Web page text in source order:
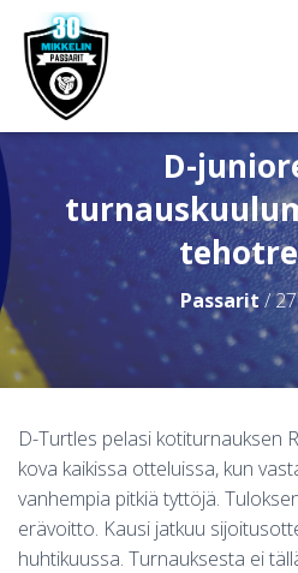
D-
Passarit/
D-Turtles pelasi kotiturnauksen
kova kaikissa otteluissa, kun
vanhempia pitkiä tyttöjä.
erävoitto. Kausi jatkuu
huhtikuussa. Turnauksesta ei